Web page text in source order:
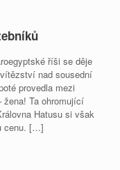
říši se děje
nad sousední
provedla mezi
žena! Ta ohromující
Hatusu si však
cenu. […]